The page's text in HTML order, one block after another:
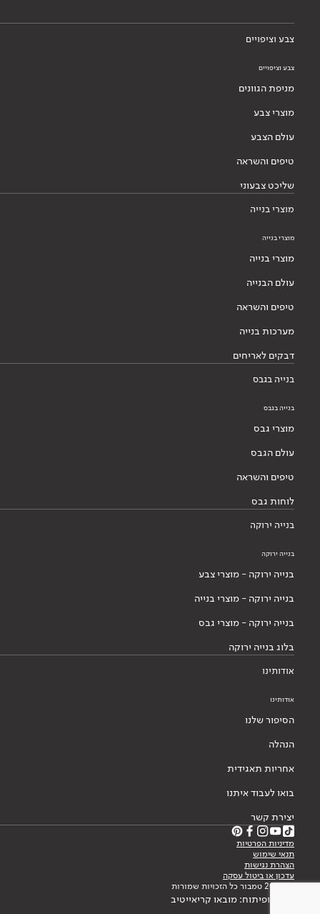
צבע וציפויים
צבע וציפויים
מניפת הגוונים
מוצרי צבע
עולם הצבע
טיפים והשראה
שליכט צבעוני
מוצרי בנייה
מוצרי בנייה
מוצרי בנייה
עולם הבנייה
טיפים והשראה
מערכות בנייה
דבקים לאריחים
בנייה בגבס
בנייה בגבס
מוצרי גבס
עולם הגבס
טיפים והשראה
לוחות גבס
בנייה ירוקה
בנייה ירוקה
בנייה ירוקה - מוצרי צבע
בנייה ירוקה - מוצרי בנייה
בנייה ירוקה - מוצרי גבס
בלוג בנייה ירוקה
אודותינו
אודותינו
הסיפור שלנו
הנהלה
אחריות תאגידית
בואו לעבוד איתנו
יצירת קשר
מדיניות הפרטיות
תנאי שימוש
הצהרת נגישות
עדכון או ביטול עסקה
© 2026 טמבור כל הזכויות שמורות
עיצוב ופיתוח: מובאו קריאייטיב